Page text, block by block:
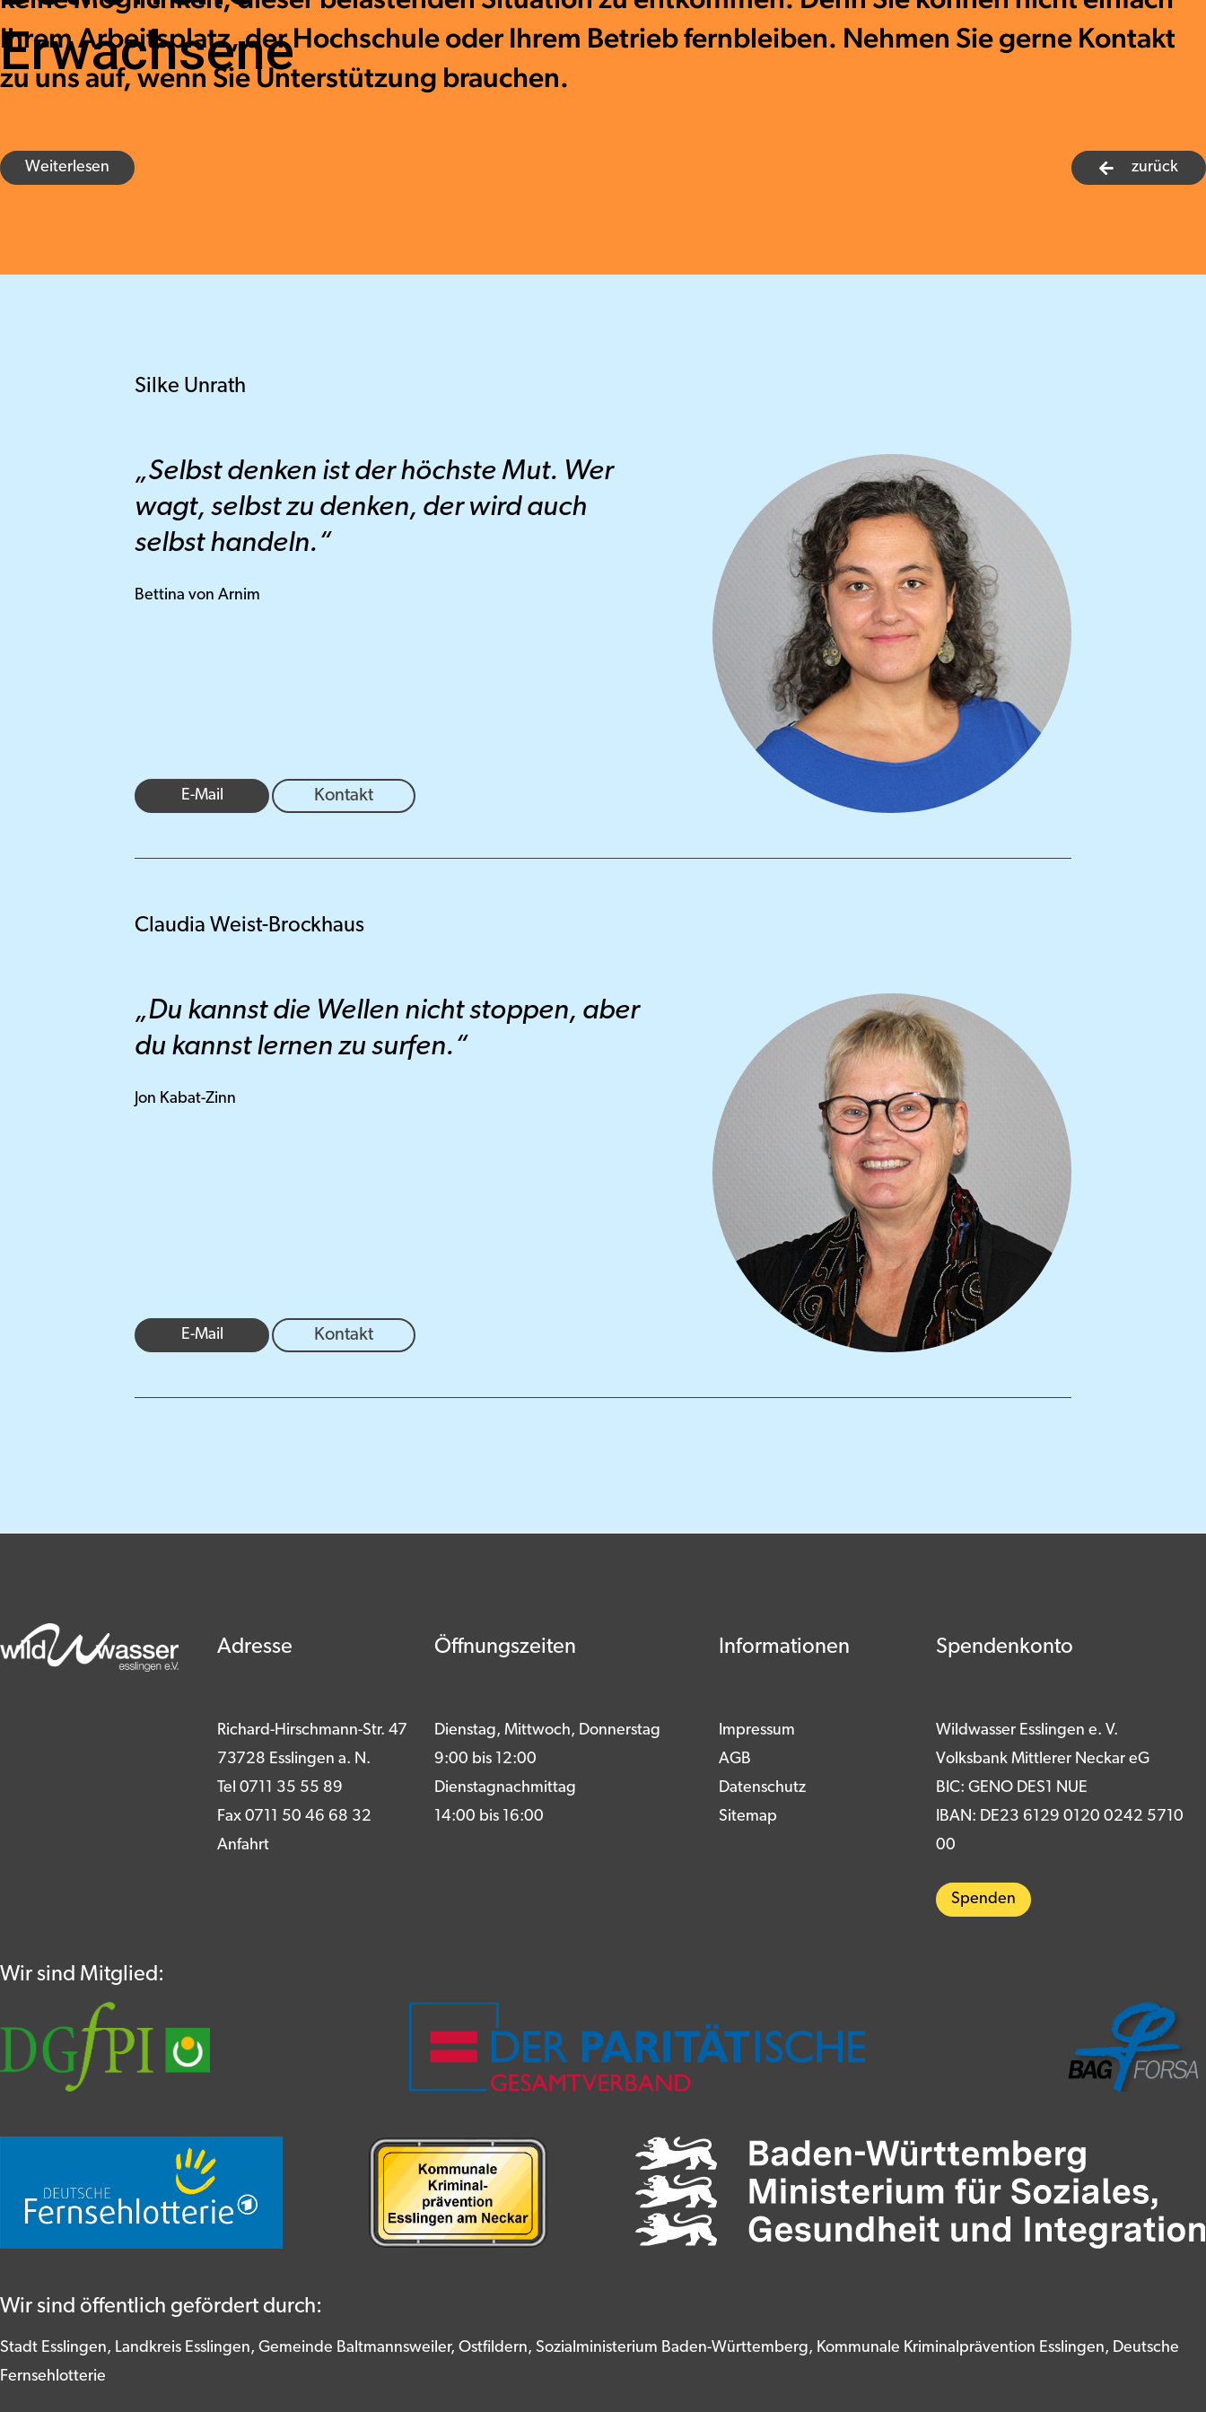
Erwachsene
Ihrem Arbeitsplatz, der Hochschule oder Ihrem Betrieb fernbleiben. Nehmen Sie gerne Kontakt
zu uns auf, wenn Sie Unterstützung brauchen.
Weiterlesen  zurück
Silke Unrath
„Selbst denken ist der höchste Mut. Wer
wagt, selbst zu denken, der wird auch
selbst handeln.“
Bettina von Arnim
E-Mail Kontakt
Claudia Weist-Brockhaus
„Du kannst die Wellen nicht stoppen, aber
du kannst lernen zu surfen.“
Jon Kabat-Zinn
E-Mail Kontakt
Adresse Öffnungszeiten Informationen Spendenkonto
Richard-Hirschmann-Str. 47
73728 Esslingen a. N.
Tel 0711 35 55 89
Fax 0711 50 46 68 32
Anfahrt
Dienstag, Mittwoch, Donnerstag
9:00 bis 12:00
Dienstagnachmittag
14:00 bis 16:00
Impressum
AGB
Datenschutz
Sitemap
Wildwasser Esslingen e. V.
Volksbank Mittlerer Neckar eG
BIC: GENO DES1 NUE
IBAN: DE23 6129 0120 0242 5710
00
Spenden
Wir sind Mitglied:
Wir sind öffentlich gefördert durch:
Stadt Esslingen, Landkreis Esslingen, Gemeinde Baltmannsweiler, Ostfildern, Sozialministerium Baden-Württemberg, Kommunale Kriminalprävention Esslingen, Deutsche
Fernsehlotterie